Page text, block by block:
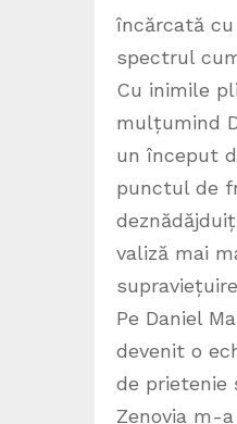
încărcată
spectrul
Cu inimile
mulțumind
un început
punctul de
valiză mai
Pe Daniel
devenit o
de prietenie
Zenovia m-